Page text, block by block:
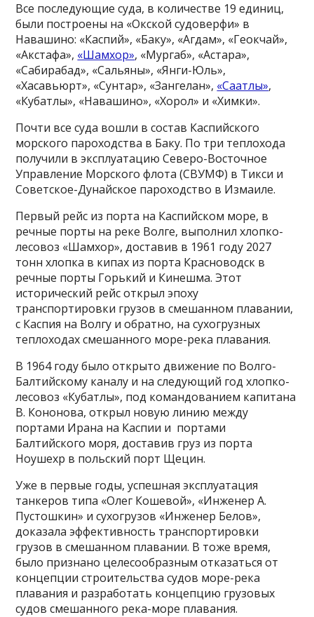
Все последующие суда, в количестве 19 единиц,
были построены на «Окской судоверфи» в
Навашино: «Каспий», «Баку», «Агдам», «Геокчай»,
«Акстафа», «Шамхор», «Мургаб», «Астара»,
«Сабирабад», «Сальяны», «Янги-Юль»,
«Хасавьюрт», «Сунтар», «Зангелан», «Саатлы»,
«Кубатлы», «Навашино», «Хорол» и «Химки».
Почти все суда вошли в состав Каспийского
морского пароходства в Баку. По три теплохода
получили в эксплуатацию Северо-Восточное
Управление Морского флота (СВУМФ) в Тикси и
Советское-Дунайское пароходство в Измаиле.
Первый рейс из порта на Каспийском море, в
речные порты на реке Волге, выполнил хлопко-
лесовоз «Шамхор», доставив в 1961 году 2027
тонн хлопка в кипах из порта Красноводск в
речные порты Горький и Кинешма. Этот
исторический рейс открыл эпоху
транспортировки грузов в смешанном плавании,
с Каспия на Волгу и обратно, на сухогрузных
теплоходах смешанного море-река плавания.
В 1964 году было открыто движение по Волго-
Балтийскому каналу и на следующий год хлопко-
лесовоз «Кубатлы», под командованием капитана
В. Кононова, открыл новую линию между
портами Ирана на Каспии и портами
Балтийского моря, доставив груз из порта
Ноушехр в польский порт Щецин.
Уже в первые годы, успешная эксплуатация
танкеров типа «Олег Кошевой», «Инженер А.
Пустошкин» и сухогрузов «Инженер Белов»,
доказала эффективность транспортировки
грузов в смешанном плавании. В тоже время,
было признано целесообразным отказаться от
концепции строительства судов море-река
плавания и разработать концепцию грузовых
судов смешанного река-море плавания.